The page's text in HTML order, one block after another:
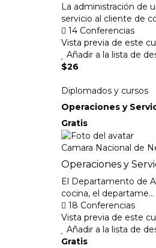
La administración de
servicio al cliente de
14 Conferencias
Vista previa de este
Añadir a la lista de
$26
Diplomados y cursos
Operaciones y
Gratis
Camara Nacional de
Operaciones y
El Departamento de
cocina, el departame...
18 Conferencias
Vista previa de este
Añadir a la lista de
Gratis